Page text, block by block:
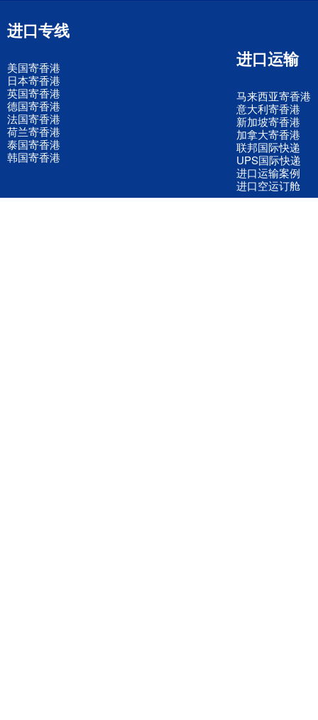
进口专线
美国寄香港
日本寄香港
英国寄香港
德国寄香港
法国寄香港
荷兰寄香港
泰国寄香港
韩国寄香港
进口运输
马来西亚寄香港
意大利寄香港
新加坡寄香港
加拿大寄香港
联邦国际快递
UPS国际快递
进口运输案例
进口空运订舱